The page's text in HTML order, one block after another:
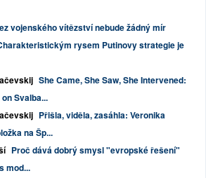
vojenského vítězství nebude žádný mír
rysem Putinovy strategie je
She Came, She Saw, She Intervened:
Svalba...
Přišla, viděla, zasáhla: Veronika
na Šp...
Proč dává dobrý smysl "evropské řešení"
mod...